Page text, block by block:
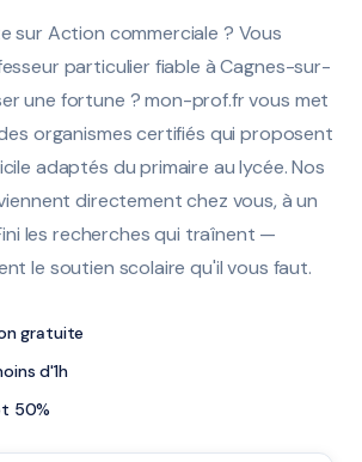
sur Action commerciale ? Vous
particulier fiable à Cagnes-sur-
une fortune ? mon-prof.fr vous met
organismes certifiés qui proposent
adaptés du primaire au lycée. Nos
directement chez vous, à un
les recherches qui traînent —
le soutien scolaire qu'il vous faut.
gratuite
d'1h
50%